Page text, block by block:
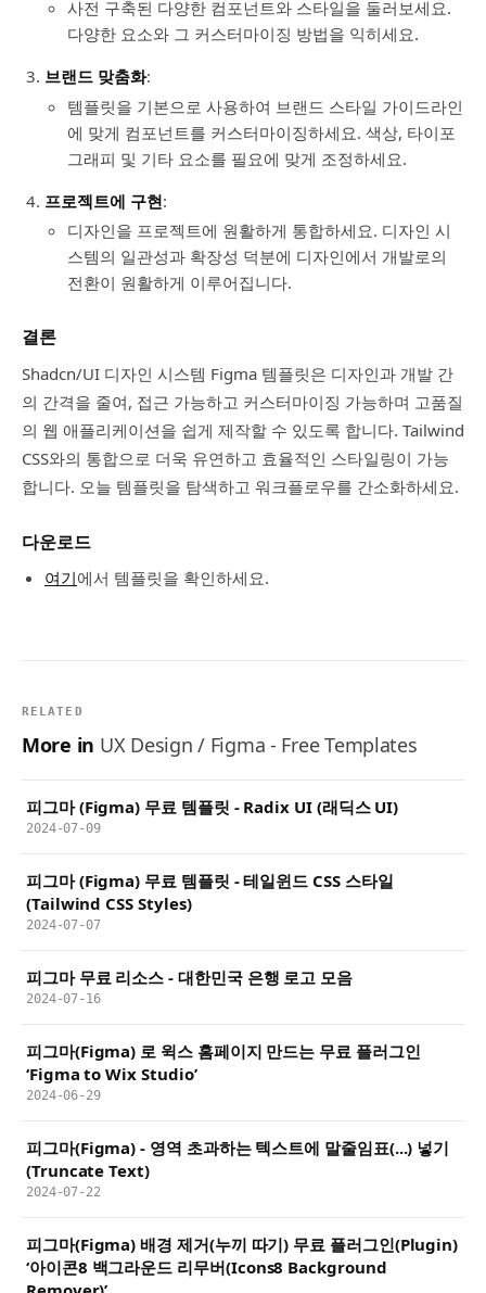
사전 구축된 다양한 컴포넌트와 스타일을 둘러보세요.
다양한 요소와 그 커스터마이징 방법을 익히세요.
브랜드 맞춤화:
템플릿을 기본으로 사용하여 브랜드 스타일 가이드라인
에 맞게 컴포넌트를 커스터마이징하세요. 색상, 타이포
그래피 및 기타 요소를 필요에 맞게 조정하세요.
프로젝트에 구현:
디자인을 프로젝트에 원활하게 통합하세요. 디자인 시
스템의 일관성과 확장성 덕분에 디자인에서 개발로의
전환이 원활하게 이루어집니다.
결론
Shadcn/UI 디자인 시스템 Figma 템플릿은 디자인과 개발 간
의 간격을 줄여, 접근 가능하고 커스터마이징 가능하며 고품질
의 웹 애플리케이션을 쉽게 제작할 수 있도록 합니다. Tailwind
CSS와의 통합으로 더욱 유연하고 효율적인 스타일링이 가능
합니다. 오늘 템플릿을 탐색하고 워크플로우를 간소화하세요.
다운로드
여기에서 템플릿을 확인하세요.
RELATED
More in UX Design / Figma - Free Templates
피그마 (Figma) 무료 템플릿 - Radix UI (래딕스 UI)
2024-07-09
피그마 (Figma) 무료 템플릿 - 테일윈드 CSS 스타일
(Tailwind CSS Styles)
2024-07-07
피그마 무료 리소스 - 대한민국 은행 로고 모음
2024-07-16
피그마(Figma) 로 윅스 홈페이지 만드는 무료 플러그인
‘Figma to Wix Studio’
2024-06-29
피그마(Figma) - 영역 초과하는 텍스트에 말줄임표(...) 넣기
(Truncate Text)
2024-07-22
피그마(Figma) 배경 제거(누끼 따기) 무료 플러그인(Plugin)
‘아이콘8 백그라운드 리무버(Icons8 Background